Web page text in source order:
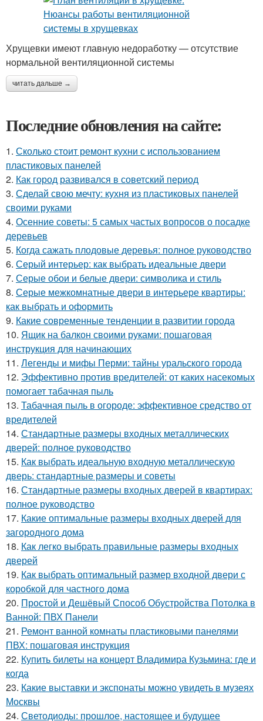
Хрущевки имеют главную недоработку — отсутствие
нормальной вентиляционной системы
читать дальше →
Последние обновления на сайте:
1. Сколько стоит ремонт кухни с использованием
пластиковых панелей
2. Как город развивался в советский период
3. Сделай свою мечту: кухня из пластиковых панелей
своими руками
4. Осенние советы: 5 самых частых вопросов о посадке
деревьев
5. Когда сажать плодовые деревья: полное руководство
6. Серый интерьер: как выбрать идеальные двери
7. Серые обои и белые двери: символика и стиль
8. Серые межкомнатные двери в интерьере квартиры:
как выбрать и оформить
9. Какие современные тенденции в развитии города
10. Ящик на балкон своими руками: пошаговая
инструкция для начинающих
11. Легенды и мифы Перми: тайны уральского города
12. Эффективно против вредителей: от каких насекомых
помогает табачная пыль
13. Табачная пыль в огороде: эффективное средство от
вредителей
14. Стандартные размеры входных металлических
дверей: полное руководство
15. Как выбрать идеальную входную металлическую
дверь: стандартные размеры и советы
16. Стандартные размеры входных дверей в квартирах:
полное руководство
17. Какие оптимальные размеры входных дверей для
загородного дома
18. Как легко выбрать правильные размеры входных
дверей
19. Как выбрать оптимальный размер входной двери с
коробкой для частного дома
20. Простой и Дешёвый Способ Обустройства Потолка в
Ванной: ПВХ Панели
21. Ремонт ванной комнаты пластиковыми панелями
ПВХ: пошаговая инструкция
22. Купить билеты на концерт Владимира Кузьмина: где и
когда
23. Какие выставки и экспонаты можно увидеть в музеях
Москвы
24. Светодиоды: прошлое, настоящее и будущее